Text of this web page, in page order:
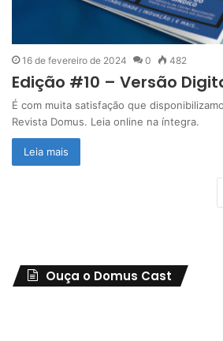
16 de fevereiro de 2024 0 482
Edição #10 – Versão
É com muita satisfação que
Revista Domus. Leia online na íntegra.
Leia mais
Ouça o Domus Cast